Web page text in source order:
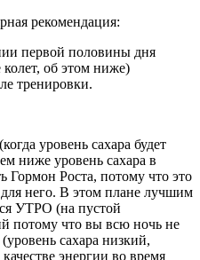
рекомендация:
первой половины дня
об этом ниже)
тренировки.
уровень сахара будет
ниже уровень сахара в
Гормон Роста, потому что это
для него. В этом плане лучшим
УТРО (на пустой
потому что вы всю ночь не
сахара низкий,
энергии во время